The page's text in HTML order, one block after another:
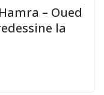
– Oued
la